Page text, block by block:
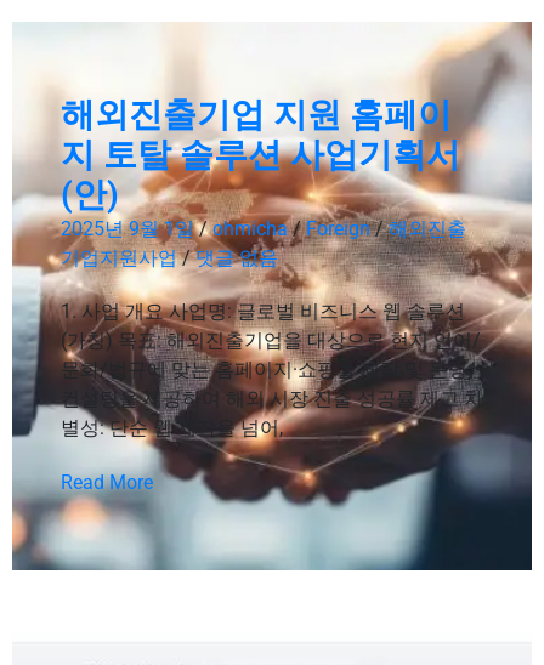
해외진출기업 지원 홈페이
지 토탈 솔루션 사업기획서
(안)
2025년 9월 1일 / ohmicha / Foreign / 해외진출
기업지원사업 / 댓글 없음
1. 사업 개요 사업명: 글로벌 비즈니스 웹 솔루션
(가칭) 목표: 해외진출기업을 대상으로 현지 언어/
문화/법규에 맞는 홈페이지·쇼핑몰 제작 및 운영
컨설팅을 제공하여 해외 시장 진출 성공률 제고 차
별성: 단순 웹 제작을 넘어,
Read More